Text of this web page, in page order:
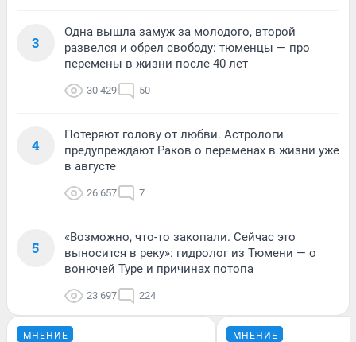
3
Одна вышла замуж за молодого, второй
развелся и обрел свободу: тюменцы — про
перемены в жизни после 40 лет
30 429 50
4
Потеряют голову от любви. Астрологи
предупреждают Раков о переменах в жизни уже
в августе
26 657 7
5
«Возможно, что-то закопали. Сейчас это
выносится в реку»: гидролог из Тюмени — о
вонючей Туре и причинах потопа
23 697 224
МНЕНИЕ МНЕНИЕ